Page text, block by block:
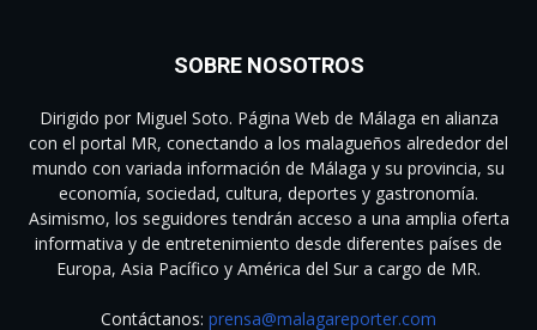
SOBRE NOSOTROS
Dirigido por Miguel Soto. Página Web de Málaga en alianza
con el portal MR, conectando a los malagueños alrededor del
mundo con variada información de Málaga y su provincia, su
economía, sociedad, cultura, deportes y gastronomía.
Asimismo, los seguidores tendrán acceso a una amplia oferta
informativa y de entretenimiento desde diferentes países de
Europa, Asia Pacífico y América del Sur a cargo de MR.
Contáctanos: prensa@malagareporter.com